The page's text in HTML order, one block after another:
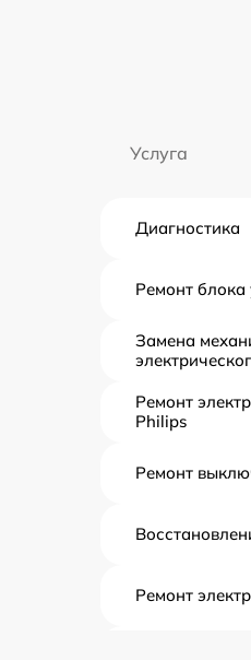
Услуга
Диагностика
Ремонт
Замена
Ремонт
Philips
Ремонт
Ремонт